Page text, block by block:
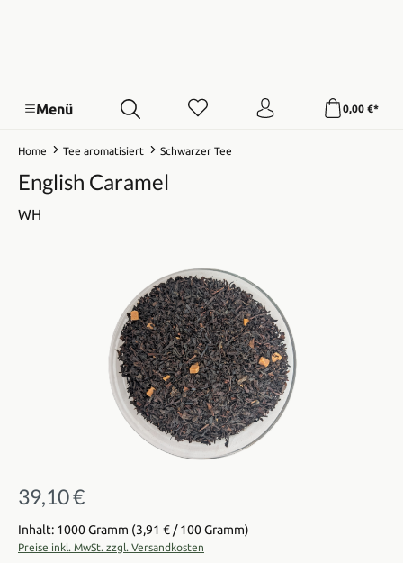
Menü 0,00 €*
Home Tee aromatisiert Schwarzer Tee
English Caramel
WH
Bildergalerie überspringen
Regulärer Preis:
39,10 €
Inhalt: 1000 Gramm (3,91 € / 100 Gramm)
Preise inkl. MwSt. zzgl. Versandkosten